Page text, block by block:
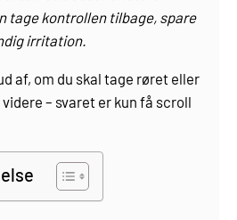
tage kontrollen tilbage, spare
irritation.
af, om du skal tage røret eller
– svaret er kun få scroll